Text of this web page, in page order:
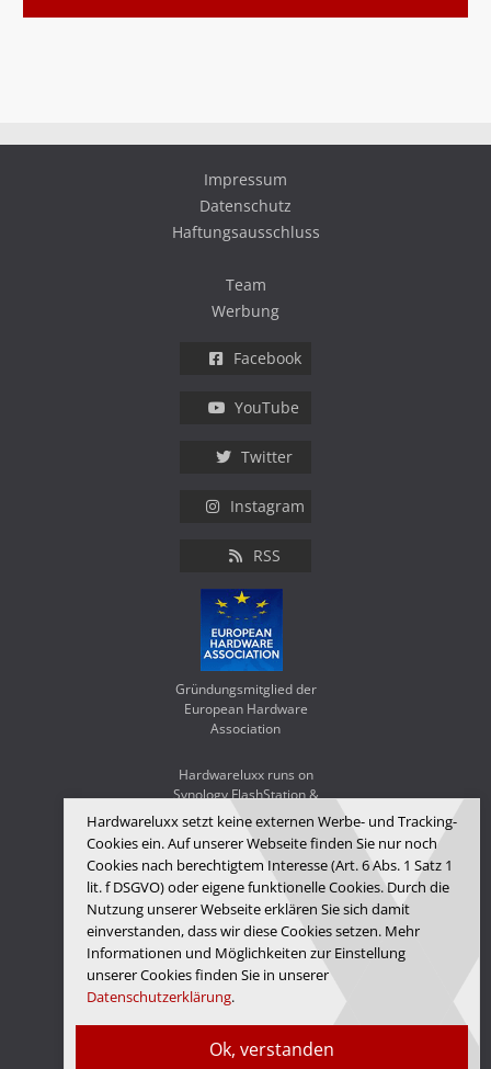
Ok, verstanden
Hardwareluxx setzt keine externen Werbe- und Tracking-
Cookies ein. Auf unserer Webseite finden Sie nur noch
Cookies nach berechtigtem Interesse (Art. 6 Abs. 1 Satz 1
lit. f DSGVO) oder eigene funktionelle Cookies. Durch die
Nutzung unserer Webseite erklären Sie sich damit
einverstanden, dass wir diese Cookies setzen. Mehr
Informationen und Möglichkeiten zur Einstellung
unserer Cookies finden Sie in unserer
Datenschutzerklärung.
Impressum
Datenschutz
Haftungsausschluss
Team
Werbung
Facebook
YouTube
Twitter
Instagram
RSS
Gründungsmitglied der
European Hardware
Association
Hardwareluxx runs on
Synology FlashStation &
WD Red SA500
© Copyright 2026 Hardwareluxx Media GmbH